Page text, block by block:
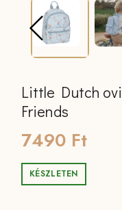
Little Dutch
Friends
7490 Ft
KÉSZLETEN